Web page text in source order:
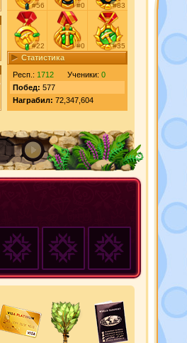
#56 #0 #83
#22 #0 #35
Статистика
Респ.: 1712 Ученики: 0
Побед: 577
Награбил: 72,347,604